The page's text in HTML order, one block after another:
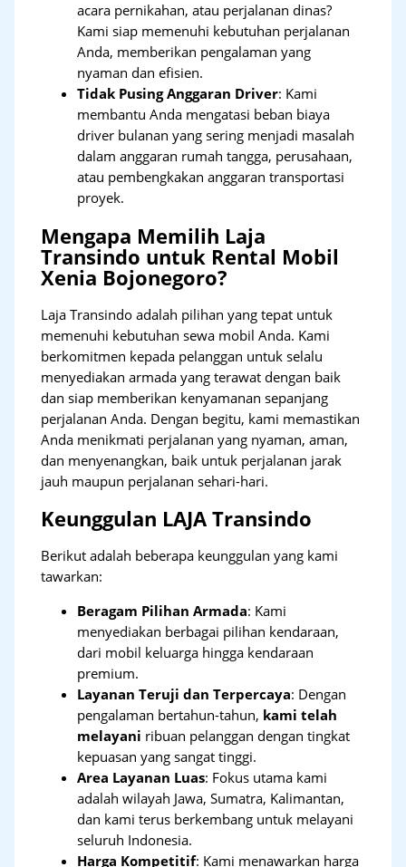
acara pernikahan, atau perjalanan dinas?
Kami siap memenuhi kebutuhan perjalanan
Anda, memberikan pengalaman yang
nyaman dan efisien.
Tidak Pusing Anggaran Driver: Kami
membantu Anda mengatasi beban biaya
driver bulanan yang sering menjadi masalah
dalam anggaran rumah tangga, perusahaan,
atau pembengkakan anggaran transportasi
proyek.
Mengapa Memilih Laja
Transindo untuk Rental Mobil
Xenia Bojonegoro?
Laja Transindo adalah pilihan yang tepat untuk
memenuhi kebutuhan sewa mobil Anda. Kami
berkomitmen kepada pelanggan untuk selalu
menyediakan armada yang terawat dengan baik
dan siap memberikan kenyamanan sepanjang
perjalanan Anda. Dengan begitu, kami memastikan
Anda menikmati perjalanan yang nyaman, aman,
dan menyenangkan, baik untuk perjalanan jarak
jauh maupun perjalanan sehari-hari.
Keunggulan LAJA Transindo
Berikut adalah beberapa keunggulan yang kami
tawarkan:
Beragam Pilihan Armada: Kami
menyediakan berbagai pilihan kendaraan,
dari mobil keluarga hingga kendaraan
premium.
Layanan Teruji dan Terpercaya: Dengan
pengalaman bertahun-tahun, kami telah
melayani ribuan pelanggan dengan tingkat
kepuasan yang sangat tinggi.
Area Layanan Luas: Fokus utama kami
adalah wilayah Jawa, Sumatra, Kalimantan,
dan kami terus berkembang untuk melayani
seluruh Indonesia.
Harga Kompetitif: Kami menawarkan harga